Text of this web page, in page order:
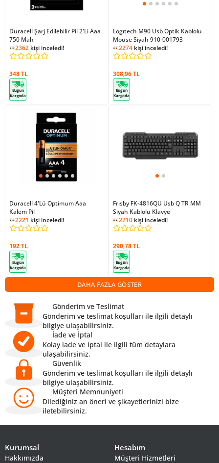
Duracell Şarj Edilebilir Pil 2'Li Aaa
750 Mah
2362 kişi inceledi!
348 TL
Bugün
Kargoda
Logıtech M90 Usb Optik Kablolu
Mouse Siyah 910-001793
2274 kişi inceledi!
308,96 TL
Bugün
Kargoda
Duracell 4'Lü Optimum Aaa
Kalem Pil
2221 kişi inceledi!
192 TL
Bugün
Kargoda
Frısby FK-4816QU Usb Q TR MM
Siyah Kablolu Klavye
2210 kişi inceledi!
290,78 TL
Bugün
Kargoda
DAHA FAZLA GÖSTER
Gönderim ve Teslimat
Gönderim ve teslimat koşulları ile ilgili detaylı
bilgiye ulaşabilirsiniz.
İade ve İptal
Kolay iade ve iptal ile ilgili tüm detaylara
ulaşabilirsiniz.
Güvenlik
Gönderim ve teslimat koşulları ile ilgili detaylı
bilgiye ulaşabilirsiniz.
Müşteri Memnuniyeti
Dilediğiniz an öneri ve şikayetlerinizi bize
iletebilirsiniz.
Kurumsal
Hakkımızda
Hesabım
Müşteri Hizmetleri